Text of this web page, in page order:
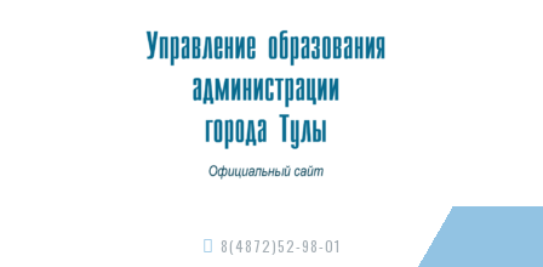
8(4872)52-98-01